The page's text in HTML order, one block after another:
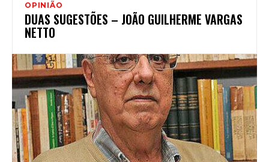
OPINIÃO
DUAS SUGESTÕES – JOÃO GUILHERME VARGAS
NETTO